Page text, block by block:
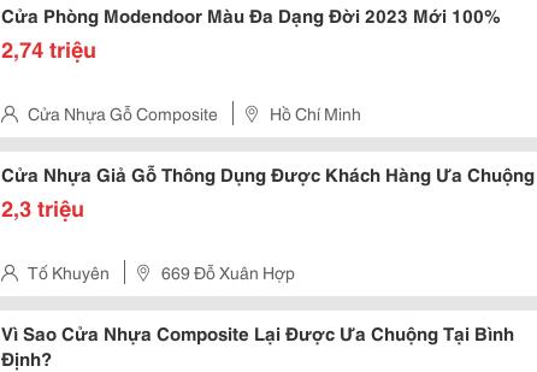
Cửa Phòng Modendoor Màu Đa Dạng Đời 2023 Mới 100%
2,74 triệu
Cửa Nhựa Gỗ Composite Hồ Chí Minh
Cửa Nhựa Giả Gỗ Thông Dụng Được Khách Hàng Ưa Chuộng
2,3 triệu
Tố Khuyên 669 Đỗ Xuân Hợp
Vì Sao Cửa Nhựa Composite Lại Được Ưa Chuộng Tại Bình
Định?